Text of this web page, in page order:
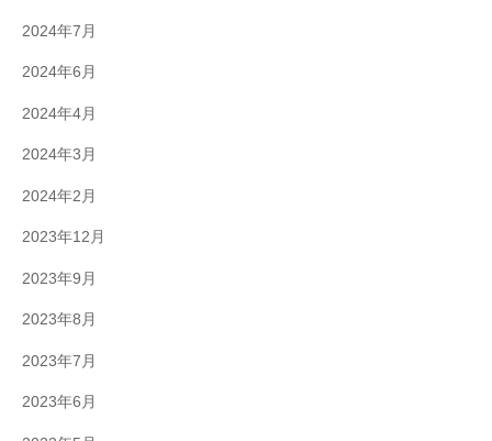
2024年7月
2024年6月
2024年4月
2024年3月
2024年2月
2023年12月
2023年9月
2023年8月
2023年7月
2023年6月